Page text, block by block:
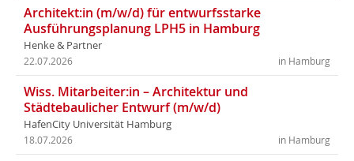
Architekt:in (m/w/d) für entwurfsstarke
Ausführungsplanung LPH5 in Hamburg
Henke & Partner
in Hamburg
22.07.2026
Wiss. Mitarbeiter:in – Architektur und
Städtebaulicher Entwurf (m/w/d)
HafenCity Universität Hamburg
in Hamburg
18.07.2026